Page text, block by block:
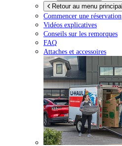
Retour au menu principal
Commencer une réservation
Vidéos explicatives
Conseils sur les remorques
FAQ
Attaches et accessoires